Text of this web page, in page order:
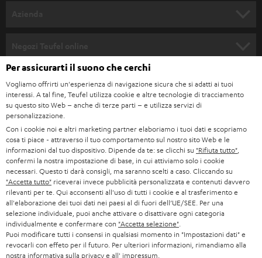
w
s
l
e
t
t
e
r
SMART HOME
BLUETOOTH
CUFFIE
CUFFIE BLUETOOTH
SET STEREO
ALTOPARLANTE
ULTIMA
CARRIERA
STAMPA
B2B
BLOG
NEWSLETTER
NEGOZI
VANTAGGI TEUFEL
LA NOSTRA STORIA
GERMANIA
AUSTRIA
SVIZZERA
PAESI BASSI
BELGIO
FRANCIA
Per assicurarti il suono che cerchi
Vogliamo offrirti un'esperienza di navigazione sicura che si adatti ai tuoi
interessi. A tal fine, Teufel utilizza cookie e altre tecnologie di tracciamento
su questo sito Web – anche di terze parti – e utilizza servizi di
personalizzazione.
Con i cookie noi e altri marketing partner elaboriamo i tuoi dati e scopriamo
cosa ti piace - attraverso il tuo comportamento sul nostro sito Web e le
informazioni dal tuo dispositivo. Dipende da te: se clicchi su "Rifiuta tutto"
confermi la nostra impostazione di base, in cui attiviamo solo i cookie
necessari. Questo ti darà consigli, ma saranno scelti a caso. Cliccando su
"Accetta tutto" riceverai invece pubblicità personalizzata e contenuti davvero
rilevanti per te. Qui acconsenti all'uso di tutti i cookie e al trasferimento e
all'elaborazione dei tuoi dati nei paesi al di fuori dell’UE/SEE. Per una
selezione individuale, puoi anche attivare o disattivare ogni categoria
individualmente e confermare con "Accetta selezione"
Puoi modificare tutti i consensi in qualsiasi momento in "Impostazioni dati" e
revocarli con effeto per il futuro. Per ulteriori informazioni, rimandiamo alla
nostra informativa sulla privacye all' impressum